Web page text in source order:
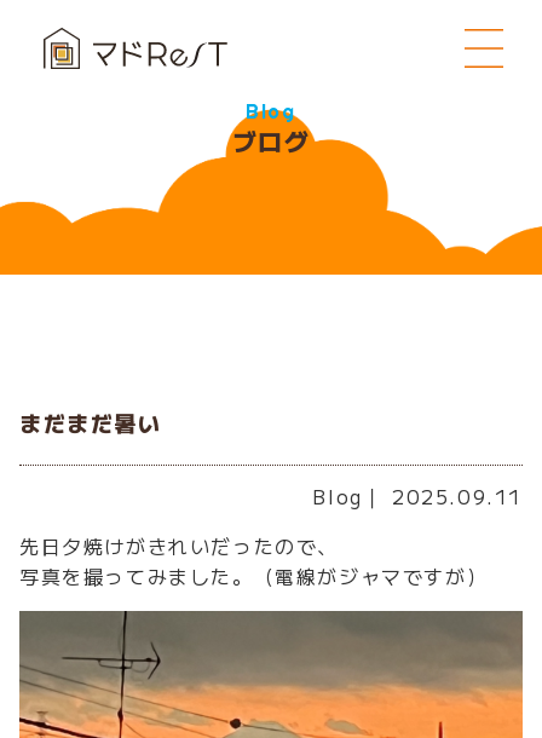
Blog
ブログ
まだまだ暑い
Blog ｜ 2025.09.11
先日夕焼けがきれいだったので、
写真を撮ってみました。（電線がジャマですが）